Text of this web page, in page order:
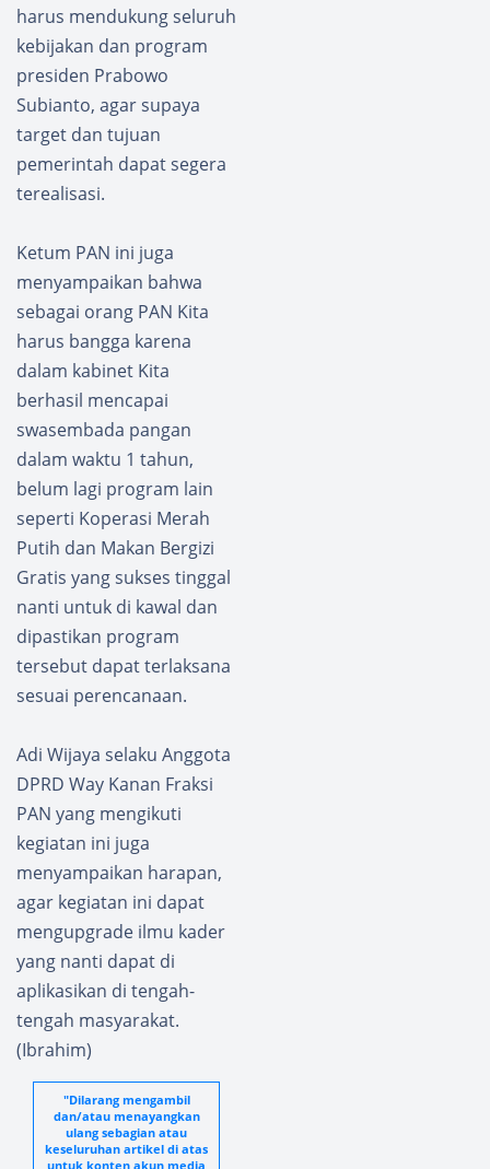
Pancur
Batu
harus mendukung seluruh
kebijakan dan program
presiden Prabowo
Subianto, agar supaya
target dan tujuan
pemerintah dapat segera
terealisasi.
Ketum PAN ini juga
menyampaikan bahwa
sebagai orang PAN Kita
harus bangga karena
dalam kabinet Kita
berhasil mencapai
swasembada pangan
dalam waktu 1 tahun,
belum lagi program lain
seperti Koperasi Merah
Putih dan Makan Bergizi
Gratis yang sukses tinggal
nanti untuk di kawal dan
dipastikan program
tersebut dapat terlaksana
sesuai perencanaan.
Adi Wijaya selaku Anggota
DPRD Way Kanan Fraksi
PAN yang mengikuti
kegiatan ini juga
menyampaikan harapan,
agar kegiatan ini dapat
mengupgrade ilmu kader
yang nanti dapat di
aplikasikan di tengah-
tengah masyarakat.
(Ibrahim)
"Dilarang mengambil
dan/atau menayangkan
ulang sebagian atau
keseluruhan artikel di atas
untuk konten akun media